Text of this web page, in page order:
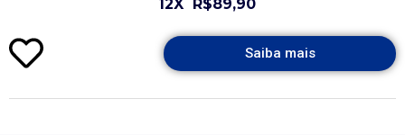
12X R$89,90
Saiba mais